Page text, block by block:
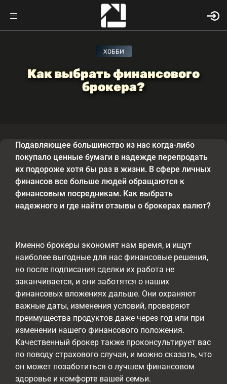
ХОББИ
Как выбрать финансового
брокера?
Подавляющее большинство из нас когда-либо
покупало ценные бумаги в надежде перепродать
их подороже хотя бы раз в жизни. В сфере личных
финансов все больше людей обращаются к
финансовым посредникам. Как выбрать
надежного и где найти отзывы о брокерах валют?
Именно брокеры экономят нам время, и ищут
наиболее выгодные для нас финансовые решения,
но после подписания сделки их работа не
заканчивается, и они заботятся о наших
финансовых вложениях дальше. Они охраняют
важные даты, изменения условий, проверяют
преимущества продуктов даже через год или при
изменении нашего финансового положения.
Качественный брокер также проконсультирует вас
по поводу страхового случая, и можно сказать, что
он может позаботиться о лучшем финансовом
здоровье и комфорте вашей семьи.